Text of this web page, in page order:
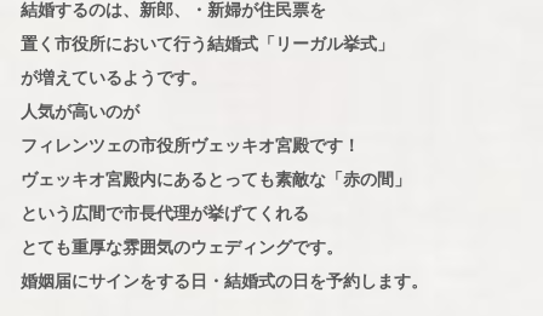
結婚するのは、新郎、・新婦が住民票を
置く市役所において行う結婚式「リーガル挙式」
が増えているようです。
人気が高いのが
フィレンツェの市役所ヴェッキオ宮殿です！
ヴェッキオ宮殿内にあるとっても素敵な「赤の間」
という広間で市長代理が挙げてくれる
とても重厚な雰囲気のウェディングです。
婚姻届にサインをする日・結婚式の日を予約します。